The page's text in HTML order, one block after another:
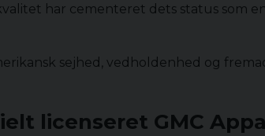
har cementeret dets status som
sejhed, vedholdenhed og
licenseret GMC